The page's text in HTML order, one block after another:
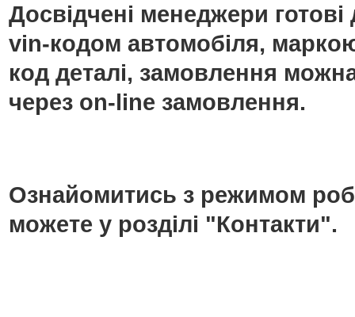
Досвідчені менеджери
vin-кодом автомобіля,
код деталі, замовлення
через on-line замовлення.
Ознайомитись з режимом
можете у розділі "Контакти".